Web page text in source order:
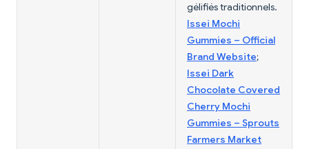
gélifiés traditionnels.
Issei Mochi
Gummies – Official
Brand Website;
Issei Dark
Chocolate Covered
Cherry Mochi
Gummies – Sprouts
Farmers Market